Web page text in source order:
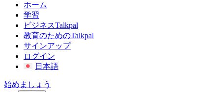
ホーム
学習
ビジネスTalkpal
教育のためのTalkpal
サインアップ
ログイン
日本語
始めましょう